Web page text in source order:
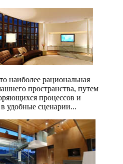
наиболее рациональная
пространства, путем
процессов и
удобные сценарии...